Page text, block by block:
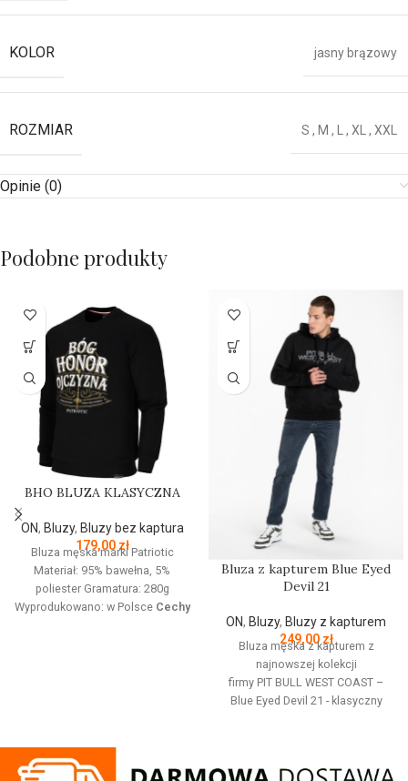
KOLOR jasny brązowy
ROZMIAR S , M , L, XL, XXL
Opinie (0)
Podobne produkty
BHO BLUZA KLASYCZNA
ON, Bluzy, Bluzy bez kaptura
179,00 zł
Bluza męska marki Patriotic
Materiał: 95% bawełna, 5%
poliester Gramatura: 280g
Wyprodukowano: w Polsce Cechy
brandu.
Bluza z kapturem Blue Eyed
Devil 21
ON, Bluzy, Bluzy z kapturem
249,00 zł
Bluza męska z kapturem z
najnowszej kolekcji
firmy PIT BULL WEST COAST –
Blue Eyed Devil 21 - klasyczny
wewnętrznej strony jest